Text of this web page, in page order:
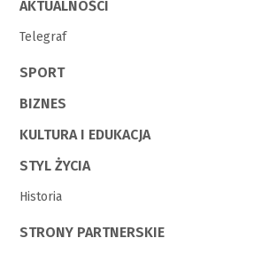
AKTUALNOŚCI
Telegraf
SPORT
BIZNES
KULTURA I EDUKACJA
STYL ŻYCIA
Historia
STRONY PARTNERSKIE